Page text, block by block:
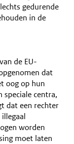
gedurende
in de
de EU-
dat
oog op hun
centra,
dat een rechter
worden
moet laten